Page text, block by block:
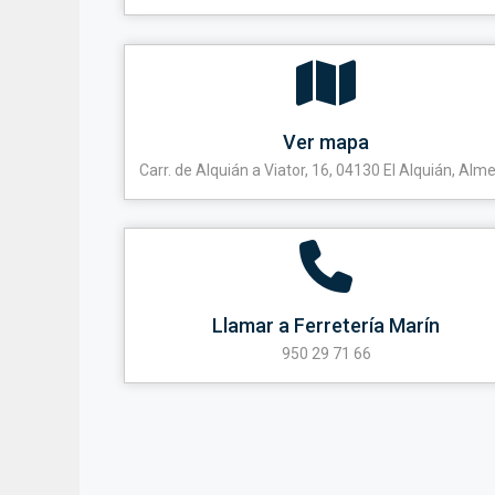
Ver mapa
Carr. de Alquián a Viator, 16, 04130 El Alquián,
Llamar a Ferretería Marín
950 29 71 66